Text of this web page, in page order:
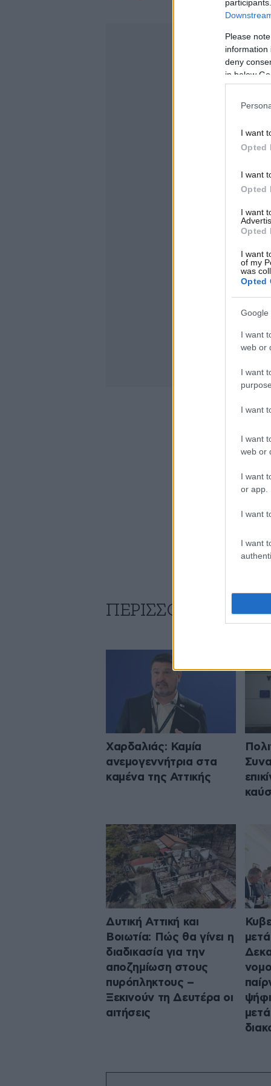
Please
information
deny
in below
I want
Opted
I want
Opted
I want
Opted
I want
of my
was
Opted
Google
I want
web or
I want
I want
I want
web or
I want
or app.
I want
I want
ΠΕΡΙΣΣΟΤΕΡΑ
Χαρδαλιάς: Καμία
ανεμογεννήτρια στα
καμένα της Αττικής
Δυτική Αττική και
Βοιωτία: Πώς θα γίνει η
διαδικασία για την
αποζημίωση στους
πυρόπληκτους –
Ξεκινούν τη Δευτέρα οι
αιτήσεις